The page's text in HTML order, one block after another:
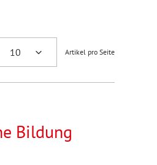
Artikel pro Seite
Bildung